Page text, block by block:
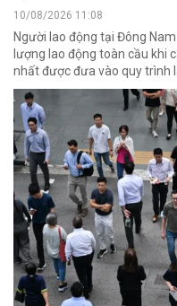
10/08/2026 11:08
Người lao động tại Đông
lượng lao động toàn cầu khi
nhất được đưa vào quy trình